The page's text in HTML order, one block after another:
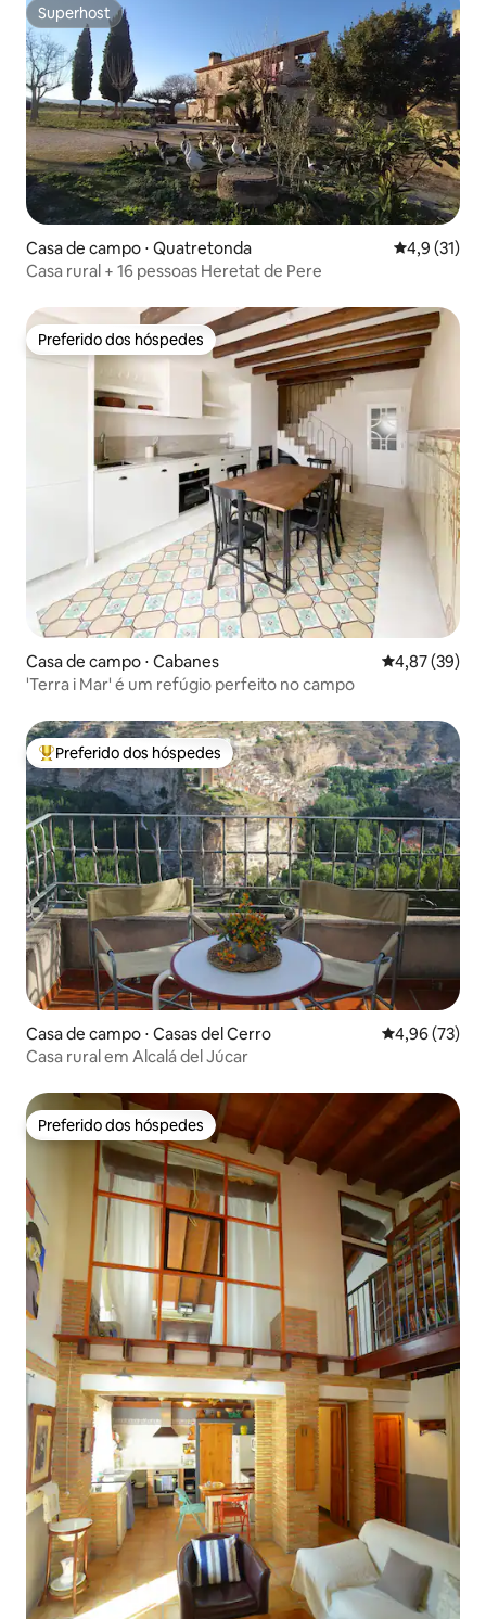
Superhost
Superhost
Casa de campo ⋅ Quatretonda 4,9 de uma
4,9 (31)
Casa rural + 16 pessoas Heretat de Pere
Preferido dos hóspedes
Preferido dos hóspedes
Casa de campo ⋅ Cabanes 4,87 de uma
4,87 (39)
'Terra i Mar' é um refúgio perfeito no campo
Entre os melhores preferidos dos hóspedes
Preferido dos hóspedes
Casa de campo ⋅ Casas del Cerro 4,96 de uma
4,96 (73)
Casa rural em Alcalá del Júcar
Preferido dos hóspedes
Preferido dos hóspedes